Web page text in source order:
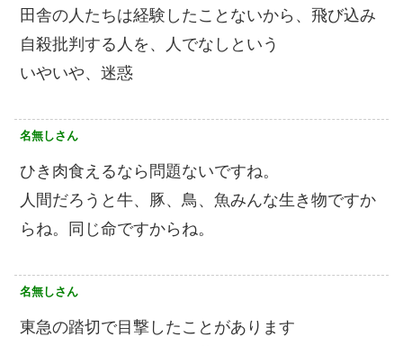
田舎の人たちは経験したことないから、飛び込み
自殺批判する人を、人でなしという
いやいや、迷惑
名無しさん
ひき肉食えるなら問題ないですね。
人間だろうと牛、豚、鳥、魚みんな生き物ですか
らね。同じ命ですからね。
名無しさん
東急の踏切で目撃したことがあります